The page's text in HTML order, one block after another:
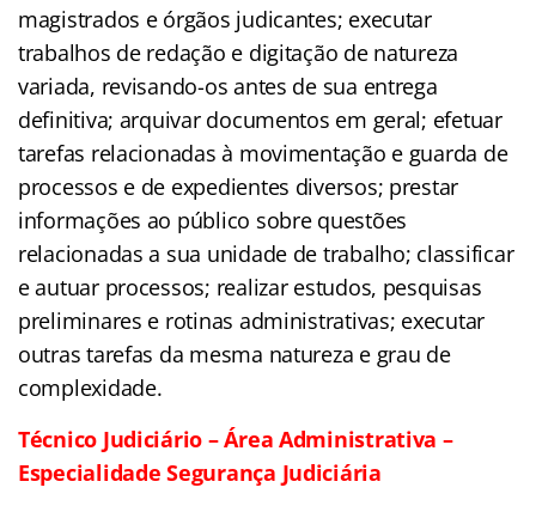
magistrados e órgãos judicantes; executar
trabalhos de redação e digitação de natureza
variada, revisando-os antes de sua entrega
definitiva; arquivar documentos em geral; efetuar
tarefas relacionadas à movimentação e guarda de
processos e de expedientes diversos; prestar
informações ao público sobre questões
relacionadas a sua unidade de trabalho; classificar
e autuar processos; realizar estudos, pesquisas
preliminares e rotinas administrativas; executar
outras tarefas da mesma natureza e grau de
complexidade.
Técnico Judiciário – Área Administrativa –
Especialidade Segurança Judiciária